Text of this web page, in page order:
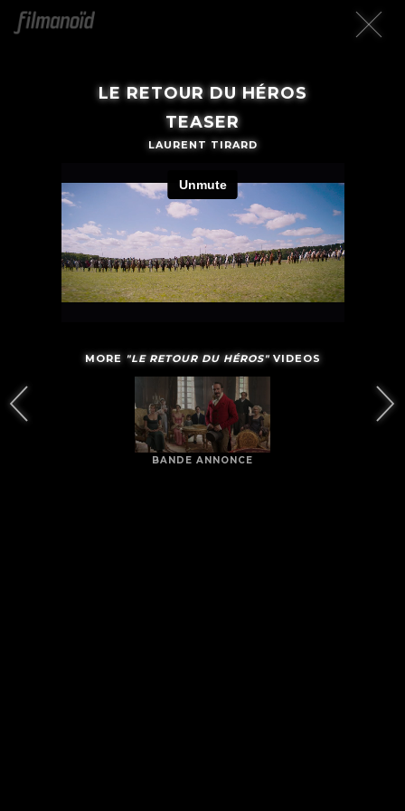
LE RETOUR DU HÉROS
TEASER
LAURENT TIRARD
MORE "LE RETOUR DU HÉROS"VIDEOS
BANDE ANNONCE